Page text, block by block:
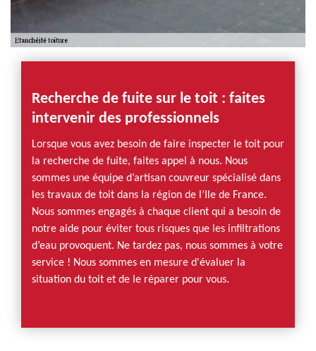
Recherche de fuite sur le toit : faites
intervenir des professionnels
Lorsque vous avez besoin de faire inspecter le toit pour
la recherche de fuite, faites appel à nous. Nous
sommes une équipe d’artisan couvreur spécialisé dans
les travaux de toit dans la région de l’Ile de France.
Nous sommes engagés à chaque client qui a besoin de
notre aide pour éviter tous risques que les infiltrations
d’eau provoquent. Ne tardez pas, nous sommes à votre
service ! Nous sommes en mesure d'évaluer la
situation du toit et de le réparer pour vous.